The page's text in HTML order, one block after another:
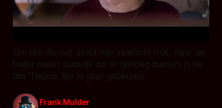
Een titel die niet direct mijn aandacht trok, maar de
trailer maakt duidelijk dat er genoeg duisters in de
film 'Thelma' lijkt te gaan gebeuren.
Frank Mulder